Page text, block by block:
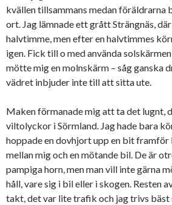
kvällen tillsammans medan föräldrarna
ort. Jag lämnade ett grått Strängnäs,
halvtimme, men efter en halvtimmes
igen. Fick till o med använda
mötte mig en molnskärm – såg ganska
vädret inbjuder inte till att sitta ute.
Maken förmanade mig att ta det lugnt,
viltolyckor i Sörmland. Jag hade bara
hoppade en dovhjort upp en bit framför
mellan mig och en mötande bil. De är
pampiga horn, men man vill inte gärna
håll, vare sig i bil eller i skogen. Resten
takt, det var lite trafik och jag trivs bäst